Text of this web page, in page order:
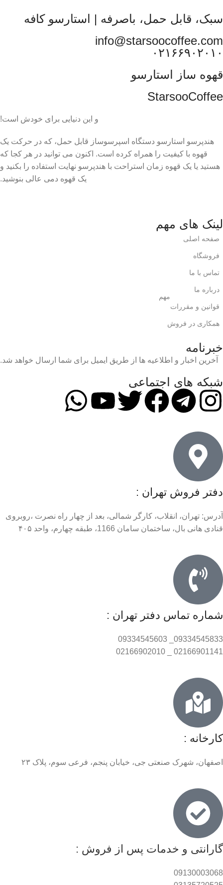
سبک، قابل حمل، باصرفه | استارسو کافه
info@starsoocoffee.com
۰۲۱۶۶۹۰۲۰۱۰
قهوه ساز استارسو
StarsooCoffee
و این دنیایی برای خودش است!
هندپرسو استارسو دستگاه اسپرسوساز قابل حمل، که در حرکت یک
قهوه با کیفیت را همراه کرده است. اکنون می توانید در هر کجا که
هستید یا یک قهوه زمان استراحت با هندپرسو نهایت استفاده را بکنید و
یک قهوه دمی عالی بنوشید.
لینک های مهم
صفحه اصلی
فروشگاه
تماس با ما
درباره ما
قوانین و مقررات
مهم
همکاری در فروش
خبرنامه
آخرین اخبار و اطلاعیه ها از طریق ایمیل برای شما ارسال خواهد شد.
شبکه های اجتماعی
دفتر فروش تهران :
آدرس: تهران، انقلاب، کارگر شمالی، بعد از چهار راه نصرت ،روبروی
قنادی هانی بال، ساختمان سامان 1166، طبقه چهارم، واحد ۴۰۵
شماره تماس دفتر تهران :
09334545833_ 09334545603
02166901141 _ 02166902010
کارخانه :
اصفهان، شهرک صنعتی جی، خیابان پنجم، فرعی سوم، پلاک ۲۳
گارانتی و خدمات پس از فروش :
09130003068